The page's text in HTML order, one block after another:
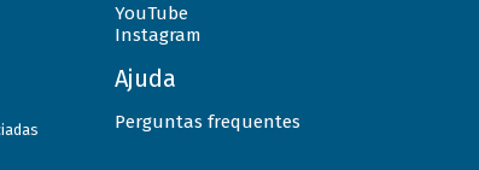
YouTube
Instagram
Ajuda
Perguntas frequentes